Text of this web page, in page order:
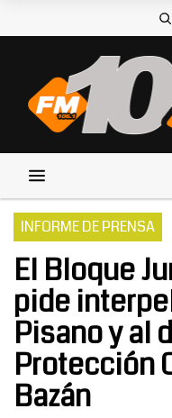
INFORME DE PRENSA
El Bloque
pide
Pisano y al
Protección
Bazán